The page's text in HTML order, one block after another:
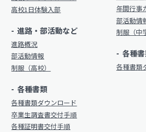
新着情報
明訓の学び（カリキュラムポリシ
施設紹介
今月の予定
よくある質問
教員募集
明訓同窓会
学校案内
新着情報
明訓の学び（カリキュラムポリシ
高校1日体験入部
進路・部活動など
進路概況
部活動情報
制服（高校）
各種書類
各種書類ダウンロード
卒業生調査書交付手順
各種証明書交付手順
年間行事
部活動情
制服（中
各種
各種書類